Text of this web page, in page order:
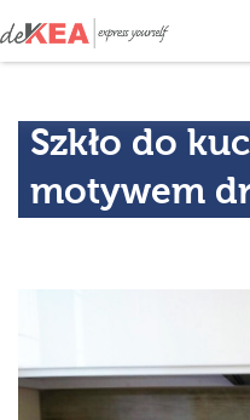
Szkło do
motywem